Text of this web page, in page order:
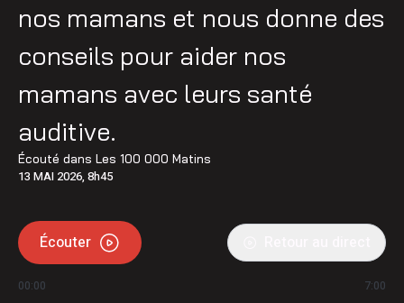
nos mamans et nous donne des
conseils pour aider nos
mamans avec leurs santé
auditive.
Écouté dans Les 100 000 Matins
13 MAI 2026, 8h45
Écouter
00:00 7:00